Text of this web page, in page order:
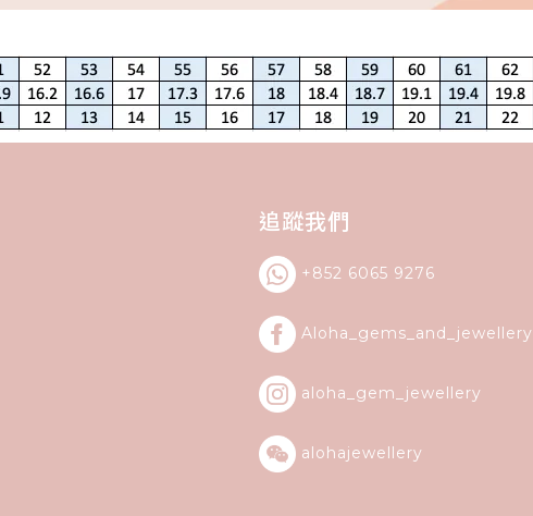
追蹤我們
+852 6065 9276
Aloha_gems_and_ jewellery
aloha_gem_jewellery
alohajewellery